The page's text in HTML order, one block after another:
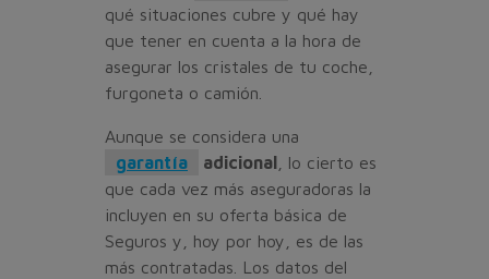
qué situaciones cubre y qué hay
que tener en cuenta a la hora de
asegurar los cristales de tu coche,
furgoneta o camión.
Aunque se considera una
garantía
adicional
, lo cierto es
que cada vez más aseguradoras la
incluyen en su oferta básica de
Seguros y, hoy por hoy, es de las
más contratadas. Los datos del